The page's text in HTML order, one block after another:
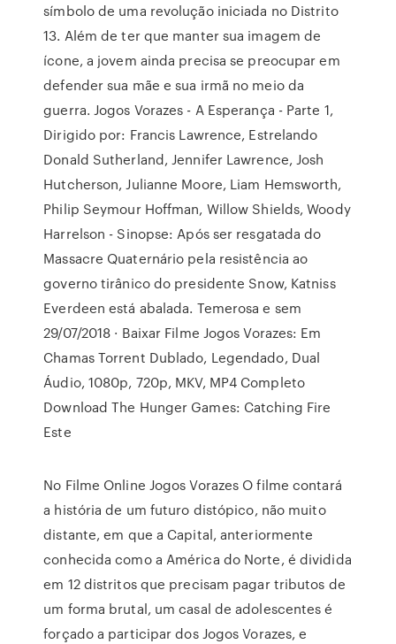
símbolo de uma revolução iniciada no Distrito
13. Além de ter que manter sua imagem de
ícone, a jovem ainda precisa se preocupar em
defender sua mãe e sua irmã no meio da
guerra. Jogos Vorazes - A Esperança - Parte 1,
Dirigido por: Francis Lawrence, Estrelando
Donald Sutherland, Jennifer Lawrence, Josh
Hutcherson, Julianne Moore, Liam Hemsworth,
Philip Seymour Hoffman, Willow Shields, Woody
Harrelson - Sinopse: Após ser resgatada do
Massacre Quaternário pela resistência ao
governo tirânico do presidente Snow, Katniss
Everdeen está abalada. Temerosa e sem
29/07/2018 · Baixar Filme Jogos Vorazes: Em
Chamas Torrent Dublado, Legendado, Dual
Áudio, 1080p, 720p, MKV, MP4 Completo
Download The Hunger Games: Catching Fire
Este
No Filme Online Jogos Vorazes O filme contará
a história de um futuro distópico, não muito
distante, em que a Capital, anteriormente
conhecida como a América do Norte, é dividida
em 12 distritos que precisam pagar tributos de
um forma brutal, um casal de adolescentes é
forçado a participar dos Jogos Vorazes, e